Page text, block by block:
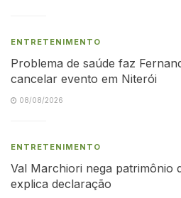
ENTRETENIMENTO
Problema de saúde faz
cancelar evento em Niterói
08/08/2026
ENTRETENIMENTO
Val Marchiori nega patrimônio
explica declaração